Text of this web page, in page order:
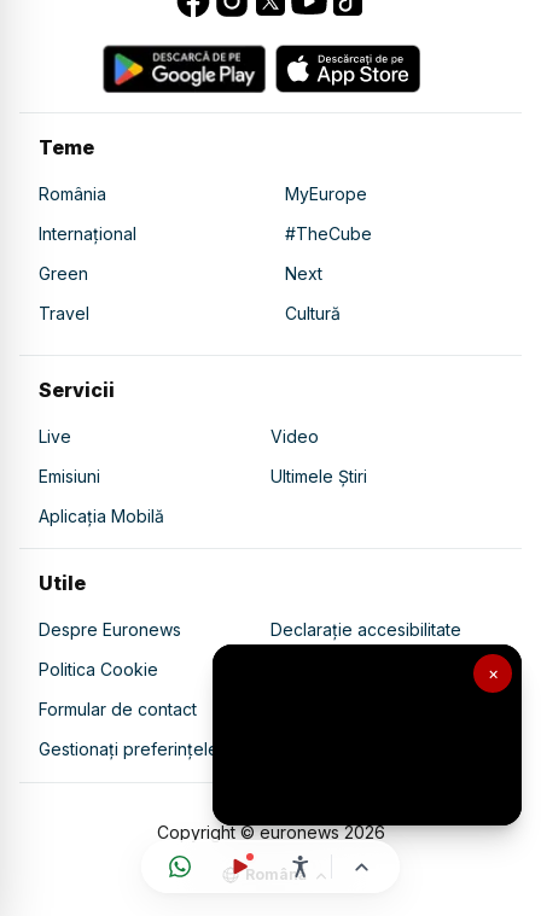
×
Teme
România
MyEurope
Internațional
#TheCube
Green
Next
Travel
Cultură
Servicii
Live
Video
Emisiuni
Ultimele Știri
Aplicația Mobilă
Utile
Despre Euronews
Declarație accesibilitate
Politica Cookie
Politica de confidențialitate
Formular de contact
Gestionați preferințele
Copyright © euronews2026
Română